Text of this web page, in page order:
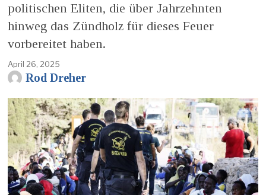
politischen Eliten, die über Jahrzehnten
hinweg das Zündholz für dieses Feuer
vorbereitet haben.
April 26, 2025
Rod Dreher